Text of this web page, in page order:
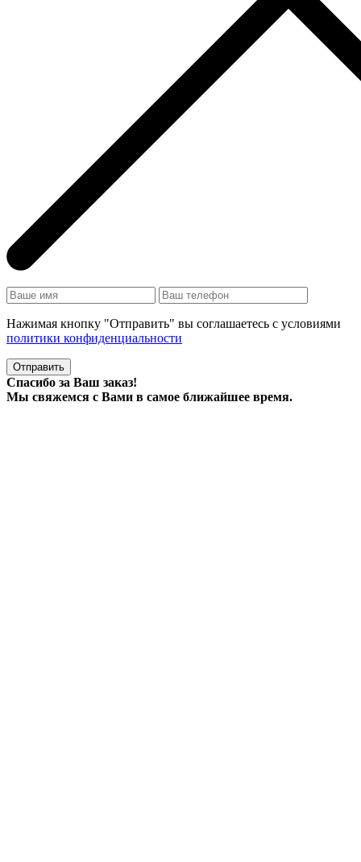
Нажимая кнопку "Отправить" вы соглашаетесь с условиями
политики конфиденциальности
Отправить
Спасибо за Ваш заказ!
Мы свяжемся с Вами в самое ближайшее время.